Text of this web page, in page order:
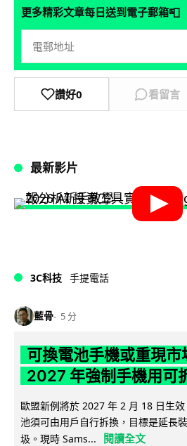
更多精彩文章每日送到電子郵箱📮
讚好0 看留言
最新影片
3C科技 手提電話
藍骨 5 分
可換電池手機或重現
2027 年強制手機用可
歐盟新例將於 2027 年 2 月 18 日生
池須可由用戶自行拆換，目標是延長
圾。現時 Sams...
閱讀全文